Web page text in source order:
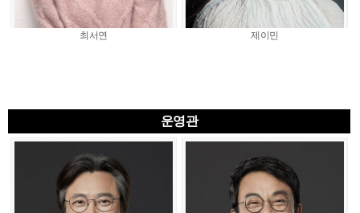
최서연 제이민
운영관